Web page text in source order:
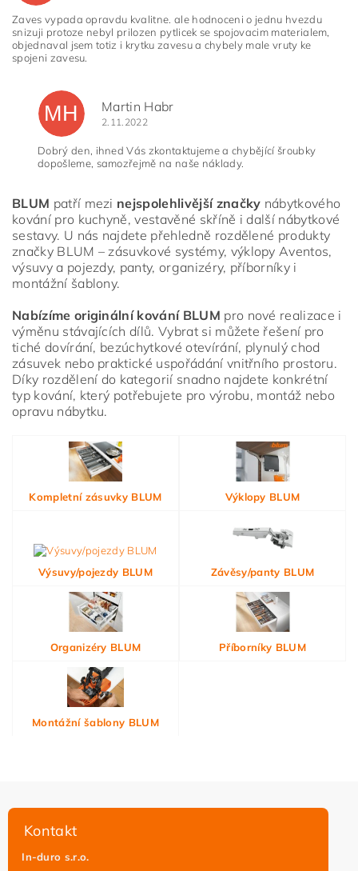
Vložením hodnocení souhlasíte s
podmínkami ochrany
osobních údajů
Zaves vypada opravdu kvalitne. ale hodnoceni o jednu hvezdu
snizuji protoze nebyl prilozen pytlicek se spojovacim materialem,
objednaval jsem totiz i krytku zavesu a chybely male vruty ke
spojeni zavesu.
MH Martin Habr
2.11.2022
Dobrý den, ihned Vás zkontaktujeme a chybějící šroubky
dopošleme, samozřejmě na naše náklady.
BLUM patří mezi nejspolehlivější značky nábytkového
kování pro kuchyně, vestavěné skříně i další nábytkové
sestavy. U nás najdete přehledně rozdělené produkty
značky BLUM – zásuvkové systémy, výklopy Aventos,
výsuvy a pojezdy, panty, organizéry, příborníky i
montážní šablony.
Nabízíme originální kování BLUM pro nové realizace i
výměnu stávajících dílů. Vybrat si můžete řešení pro
tiché dovírání, bezúchytkové otevírání, plynulý chod
zásuvek nebo praktické uspořádání vnitřního prostoru.
Díky rozdělení do kategorií snadno najdete konkrétní
typ kování, který potřebujete pro výrobu, montáž nebo
opravu nábytku.
Kompletní zásuvky BLUM Výklopy BLUM
Výsuvy/pojezdy BLUM Závěsy/panty BLUM
Organizéry BLUM Příborníky BLUM
Montážní šablony BLUM
Kontakt
In-duro s.r.o.